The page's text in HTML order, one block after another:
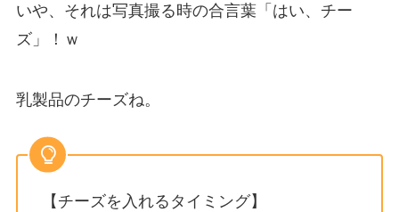
いや、それは写真撮る時の合言葉「はい、チー
ズ」！ｗ
乳製品のチーズね。
【チーズを入れるタイミング】